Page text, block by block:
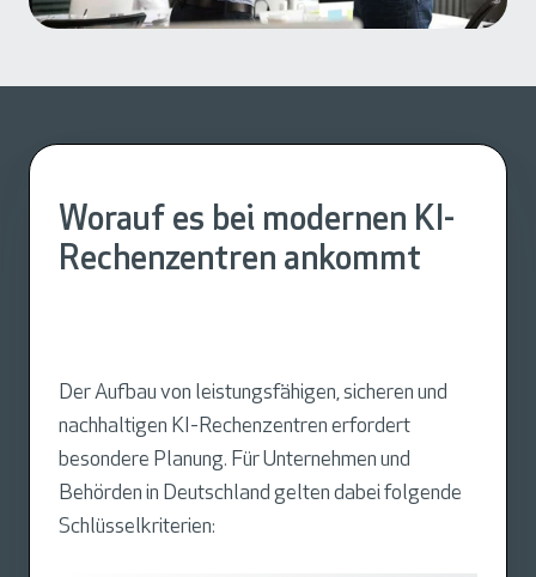
Worauf es bei modernen KI-
Rechenzentren ankommt
Der Aufbau von leistungsfähigen, sicheren und
nachhaltigen KI-Rechenzentren erfordert
besondere Planung. Für Unternehmen und
Behörden in Deutschland gelten dabei folgende
Schlüsselkriterien: